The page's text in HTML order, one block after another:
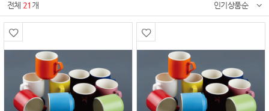
전체 21 개 인기상품순